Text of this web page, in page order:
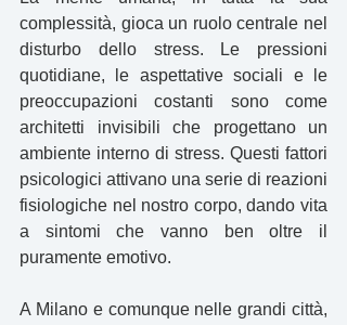
complessità, gioca un ruolo centrale nel
disturbo dello stress. Le pressioni
quotidiane, le aspettative sociali e le
preoccupazioni costanti sono come
architetti invisibili che progettano un
ambiente interno di stress. Questi fattori
psicologici attivano una serie di reazioni
fisiologiche nel nostro corpo, dando vita
a sintomi che vanno ben oltre il
puramente emotivo.
A Milano e comunque nelle grandi città,